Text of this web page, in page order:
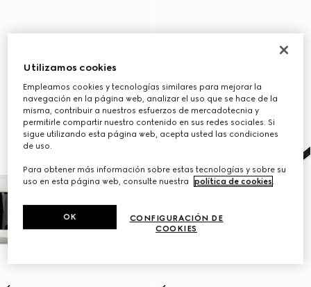
Utilizamos cookies
Empleamos cookies y tecnologías similares para mejorar la
navegación en la página web, analizar el uso que se hace de la
misma, contribuir a nuestros esfuerzos de mercadotecnia y
permitirle compartir nuestro contenido en sus redes sociales. Si
sigue utilizando esta página web, acepta usted las condiciones
de uso.
Para obtener más información sobre estas tecnologías y sobre su
uso en esta página web, consulte nuestra
política de cookies.
CONFIGURACIÓN DE
COOKIES
OK